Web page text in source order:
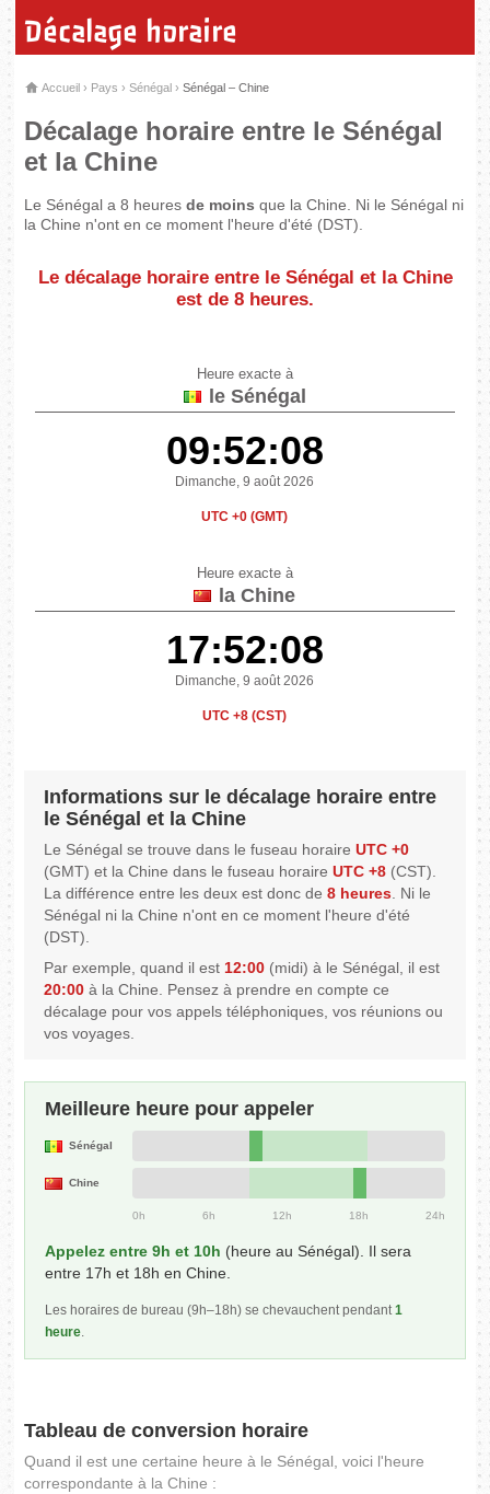
Décalage horaire
Accueil › Pays ›Sénégal ›Sénégal – Chine
Décalage horaire entre le Sénégal
et la Chine
Le Sénégal a 8 heuresde moins que la Chine. Ni le Sénégal ni
la Chine n'ont en ce moment l'heure d'été (DST).
Le décalage horaire entre le Sénégal et la Chine
est de 8 heures.
Heure exacte à
le Sénégal
09:52:08
Dimanche, 9 août 2026
UTC +0 (GMT)
Heure exacte à
la Chine
17:52:08
Dimanche, 9 août 2026
UTC +8 (CST)
Informations sur le décalage horaire entre
le Sénégal et la Chine
Le Sénégal se trouve dans le fuseau horaireUTC +0
(GMT) et la Chine dans le fuseau horaireUTC +8 (CST).
La différence entre les deux est donc de8 heures. Ni le
Sénégal ni la Chine n'ont en ce moment l'heure d'été
(DST).
Par exemple, quand il est12:00 (midi) à le Sénégal, il est
20:00 à la Chine. Pensez à prendre en compte ce
décalage pour vos appels téléphoniques, vos réunions ou
vos voyages.
Meilleure heure pour appeler
Sénégal
Chine
0h 6h 12h 18h 24h
Appelez entre 9h et 10h (heure au Sénégal). Il sera
entre 17h et 18h en Chine.
Les horaires de bureau (9h–18h) se chevauchent pendant1
heure.
Tableau de conversion horaire
Quand il est une certaine heure à le Sénégal, voici l'heure
correspondante à la Chine :